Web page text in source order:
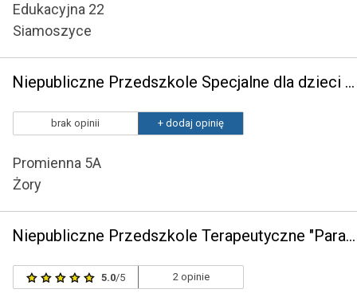
Edukacyjna 22
Siamoszyce
Niepubliczne Przedszkole Specjalne dla dzieci z Autyzmem i Zespołem Aspergera przy Ośrodku Medyczno-Terapeutycznym "Syriusz" w Żorach
brak opinii + dodaj opinię
Promienna 5A
Żory
Niepubliczne Przedszkole Terapeutyczne "Parasolki"
5.0/5 2 opinie